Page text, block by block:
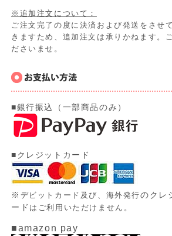
※追加注文について：
ご注文完了の度に決済および発送をさせ
きますため、追加注文は承りかねます。
ださいませ。
■銀行振込（一部商品のみ）
■クレジットカード
※ デビットカード及び、 海外発行のクレ
ード はご利用いただけません。
■amazon pay